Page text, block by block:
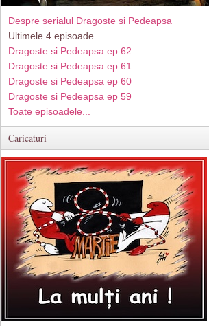
Despre serialul Dragoste si Pedeapsa
Ultimele 4 episoade
Dragoste si Pedeapsa ep 62
Dragoste si Pedeapsa ep 61
Dragoste si Pedeapsa ep 60
Dragoste si Pedeapsa ep 59
Toate episoadele...
Caricaturi